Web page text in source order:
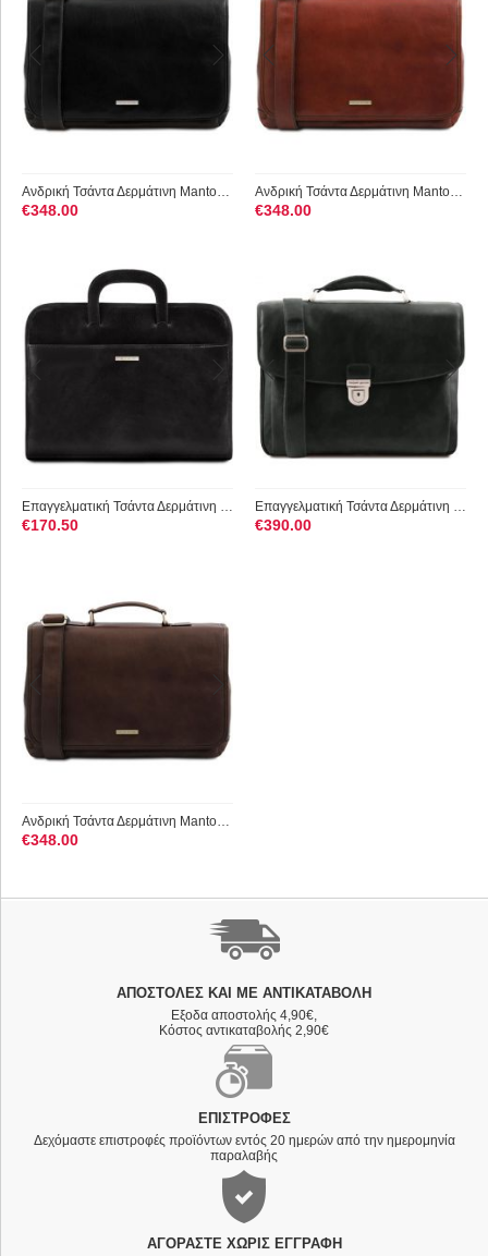
Ανδρική Τσάντα Δερμάτινη Mantova με Smart Connect 15.6 ίντσες...
€348.00
Ανδρική Τσάντα Δερμάτινη Mantova με Smart Connect 15.6 ίντσες...
€348.00
Επαγγελματική Τσάντα Δερμάτινη Sorrento Tuscany Leather TL141...
€170.50
Επαγγελματική Τσάντα Δερμάτινη Alessandria με Smart Connect 1...
€390.00
€348.00
ΑΠΟΣΤΟΛΈΣ ΚΑΙ ΜΕ ΑΝΤΙΚΑΤΑΒΟΛΗ
Εξοδα αποστολής 4,90€,
Κόστος αντικαταβολής 2,90€
ΕΠΙΣΤΡΟΦΈΣ
Δεχόμαστε επιστροφές προϊόντων εντός 20 ημερών από την ημερομηνία
παραλαβής
ΑΓΟΡΆΣΤΕ ΧΩΡΊΣ ΕΓΓΡΑΦΉ